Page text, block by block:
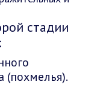
стадии
(похмелья).